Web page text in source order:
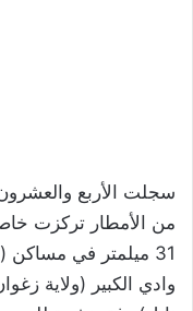
سجلت الأربع
من الأمطار تركزت